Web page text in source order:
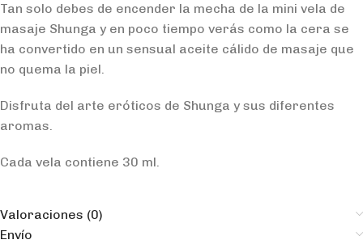
Tan solo debes de encender la mecha de la mini vela de
masaje Shunga y en poco tiempo verás como la cera se
ha convertido en un sensual aceite cálido de masaje que
no quema la piel.
Disfruta del arte eróticos de Shunga y sus diferentes
aromas.
Cada vela contiene 30 ml.
Valoraciones (0)
Envío